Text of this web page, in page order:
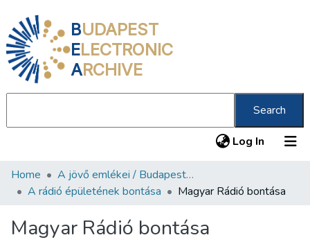
BUDAPEST
ELECTRONIC
ARCHIVE
Search
Log In (current)
Communities & Collections
Statistics
Home
A jövő emlékei / Budapest ma
A rádió épületének bontása
Magyar Rádió bontása
Magyar Rádió bontása